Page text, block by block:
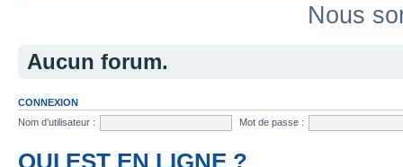
Nous
Aucun forum.
CONNEXION
Nom d’utilisateur :
Mot de passe :
QUI EST EN LIGNE ?